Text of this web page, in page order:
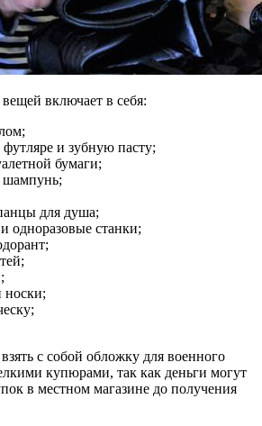
включает в себя:
и зубную пасту;
бумаги;
шампунь;
для душа;
одноразовые станки;
носки;
с собой обложку для военного
купюрами, так как деньги могут
в местном магазине до получения